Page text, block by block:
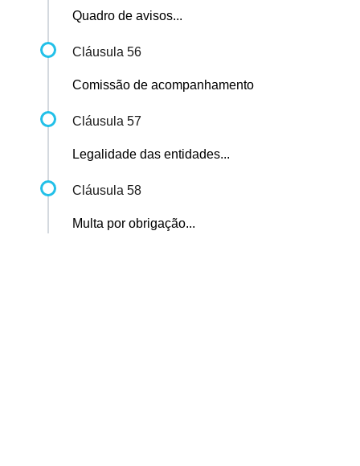
Quadro de avisos...
Cláusula 56
Comissão de acompanhamento
Cláusula 57
Legalidade das entidades...
Cláusula 58
Multa por obrigação...